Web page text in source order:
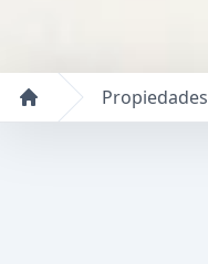
Inicio
Propiedades